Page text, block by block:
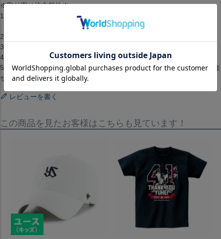
※取り寄せ注文規約※
1.2点以上のお買い上げの場合準備ができた商品から順に発送します。
（配送料・手数料は初回発送分のみご請求）
2.お客様都合によるキャンセル・返品はできません。
3.メーカーが在庫を確保できず、キャンセルとなる場合がございます。
4.仕様が変更される場合もございます。
5.配送までに1週間から2週間ほどかかります。（配送日の指定はできま
せん）
レビューを書く
この商品を見たお客様はこちらも見ています！